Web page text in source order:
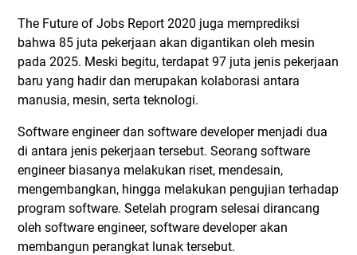
The Future of Jobs Report 2020 juga memprediksi
bahwa 85 juta pekerjaan akan digantikan oleh mesin
pada 2025. Meski begitu, terdapat 97 juta jenis pekerjaan
baru yang hadir dan merupakan kolaborasi antara
manusia, mesin, serta teknologi.
Software engineer dan software developer menjadi dua
di antara jenis pekerjaan tersebut. Seorang software
engineer biasanya melakukan riset, mendesain,
mengembangkan, hingga melakukan pengujian terhadap
program software. Setelah program selesai dirancang
oleh software engineer, software developer akan
membangun perangkat lunak tersebut.